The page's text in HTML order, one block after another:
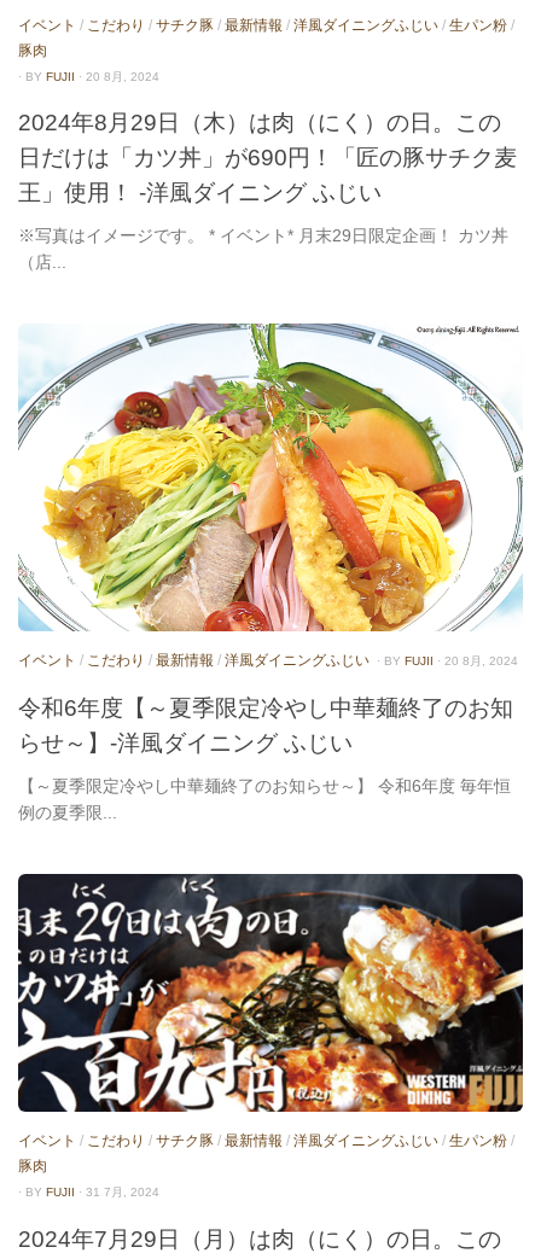
イベント / こだわり / サチク豚 / 最新情報 / 洋風ダイニングふじい / 生パン粉 /
豚肉
· BY FUJII · 20 8月, 2024
2024年8月29日（木）は肉（にく）の日。この
日だけは「カツ丼」が690円！「匠の豚サチク麦
王」使用！ -洋風ダイニング ふじい
※写真はイメージです。 * イベント* 月末29日限定企画！ カツ丼
（店...
イベント / こだわり / 最新情報 / 洋風ダイニングふじい · BY FUJII · 20 8月, 2024
令和6年度【～夏季限定冷やし中華麺終了のお知
らせ～】-洋風ダイニング ふじい
【～夏季限定冷やし中華麺終了のお知らせ～】 令和6年度 毎年恒
例の夏季限...
イベント / こだわり / サチク豚 / 最新情報 / 洋風ダイニングふじい / 生パン粉 /
豚肉
· BY FUJII · 31 7月, 2024
2024年7月29日（月）は肉（にく）の日。この